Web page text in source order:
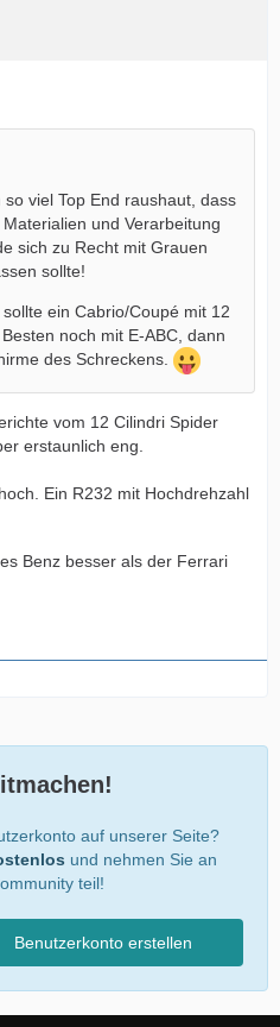
viel Top End raushaut, dass
und Verarbeitung
sich zu Recht mit Grauen
sollte!
ein Cabrio/Coupé mit 12
noch mit E-ABC, dann
des Schreckens.
vom 12 Cilindri Spider
erstaunlich eng.
Ein R232 mit Hochdrehzahl
Benz besser als der Ferrari
auf unserer Seite?
und nehmen Sie an
teil!
Benutzerkonto erstellen